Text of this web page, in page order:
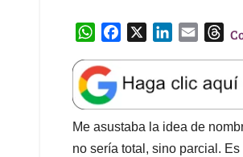
W
a
t
s
A
p
e
b
o
o
k
e
d
I
l
T
e
a
d
s
Me asustaba la idea de
no sería total, sino parcial.